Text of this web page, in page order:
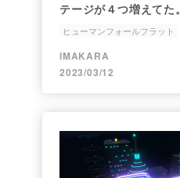
テージが４つ増えてた。
ヒューマンフォールフラット
ファクトリー
IMAKARA
2023/03/12